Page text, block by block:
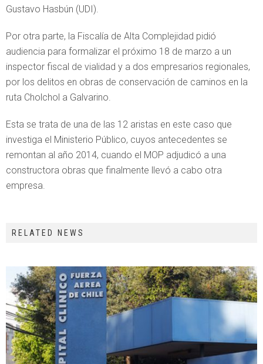
Gustavo Hasbún (UDI).
Por otra parte, la Fiscalía de Alta Complejidad pidió
audiencia para formalizar el próximo 18 de marzo a un
inspector fiscal de vialidad y a dos empresarios regionales,
por los delitos en obras de conservación de caminos en la
ruta Cholchol a Galvarino.
Esta se trata de una de las 12 aristas en este caso que
investiga el Ministerio Público, cuyos antecedentes se
remontan al año 2014, cuando el MOP adjudicó a una
constructora obras que finalmente llevó a cabo otra
empresa.
RELATED NEWS